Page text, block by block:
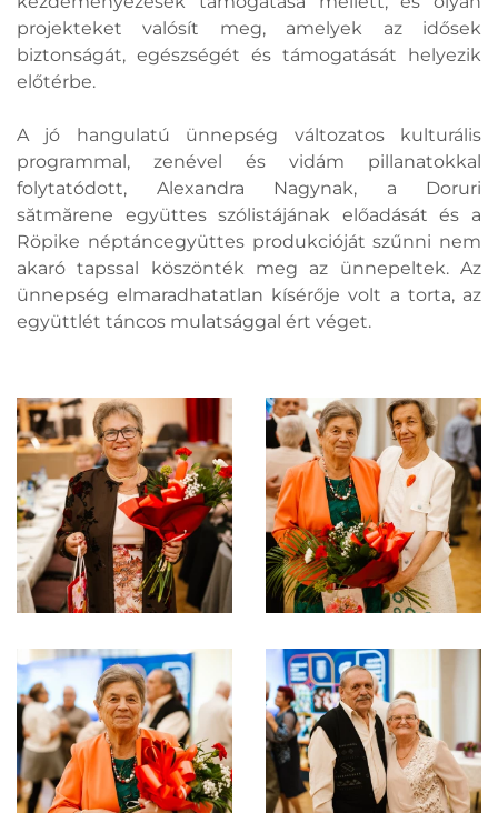
projekteket valósít meg, amelyek az idősek
biztonságát, egészségét és támogatását helyezik
előtérbe.
A jó hangulatú ünnepség változatos kulturális
programmal, zenével és vidám pillanatokkal
folytatódott, Alexandra Nagynak, a Doruri
sătmărene együttes szólistájának előadását és a
Röpike néptáncegyüttes produkcióját szűnni nem
akaró tapssal köszönték meg az ünnepeltek. Az
ünnepség elmaradhatatlan kísérője volt a torta, az
együttlét táncos mulatsággal ért véget.